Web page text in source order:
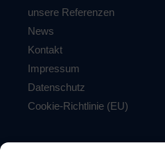
unsere Referenzen
News
Kontakt
Impressum
Datenschutz
Cookie-Richtlinie (EU)